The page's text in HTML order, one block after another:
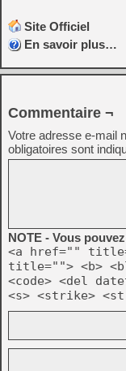
Site Officiel
En savoir plus…
Commentaire ¬
Votre adresse e-mail
obligatoires sont
NOTE - Vous
<a href=""
title=""> <b>
<code> <del
<s> <strike>